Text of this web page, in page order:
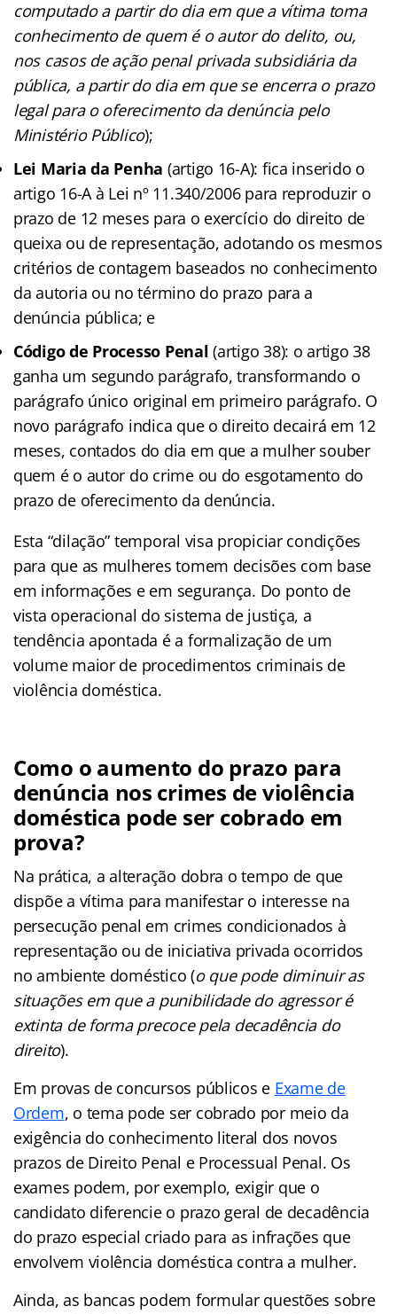
computado a partir do dia em que a vítima toma
conhecimento de quem é o autor do delito, ou,
nos casos de ação penal privada subsidiária da
pública, a partir do dia em que se encerra o prazo
legal para o oferecimento da denúncia pelo
Ministério Público);
Lei Maria da Penha (artigo 16-A): fica inserido o
artigo 16-A à Lei nº 11.340/2006 para reproduzir o
prazo de 12 meses para o exercício do direito de
queixa ou de representação, adotando os mesmos
critérios de contagem baseados no conhecimento
da autoria ou no término do prazo para a
denúncia pública; e
Código de Processo Penal (artigo 38): o artigo 38
ganha um segundo parágrafo, transformando o
parágrafo único original em primeiro parágrafo. O
novo parágrafo indica que o direito decairá em 12
meses, contados do dia em que a mulher souber
quem é o autor do crime ou do esgotamento do
prazo de oferecimento da denúncia.
Esta “dilação” temporal visa propiciar condições
para que as mulheres tomem decisões com base
em informações e em segurança. Do ponto de
vista operacional do sistema de justiça, a
tendência apontada é a formalização de um
volume maior de procedimentos criminais de
violência doméstica.
Como o aumento do prazo para
denúncia nos crimes de violência
doméstica pode ser cobrado em
prova?
Na prática, a alteração dobra o tempo de que
dispõe a vítima para manifestar o interesse na
persecução penal em crimes condicionados à
representação ou de iniciativa privada ocorridos
no ambiente doméstico (o que pode diminuir as
situações em que a punibilidade do agressor é
extinta de forma precoce pela decadência do
direito).
Em provas de concursos públicos e Exame de
Ordem, o tema pode ser cobrado por meio da
exigência do conhecimento literal dos novos
prazos de Direito Penal e Processual Penal. Os
exames podem, por exemplo, exigir que o
candidato diferencie o prazo geral de decadência
do prazo especial criado para as infrações que
envolvem violência doméstica contra a mulher.
Ainda, as bancas podem formular questões sobre